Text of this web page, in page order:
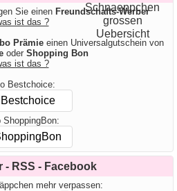
Sie einen Freundschafts-Werber
ist das ?
Prämieeinen Universalgutschein von
oder Shopping Bon
ist das ?
Bestchoice:
ShoppingBon:
- RSS - Facebook
mehr verpassen: